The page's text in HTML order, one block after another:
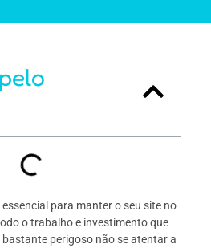
para manter o seu site no
o trabalho e investimento que
perigoso não se atentar a